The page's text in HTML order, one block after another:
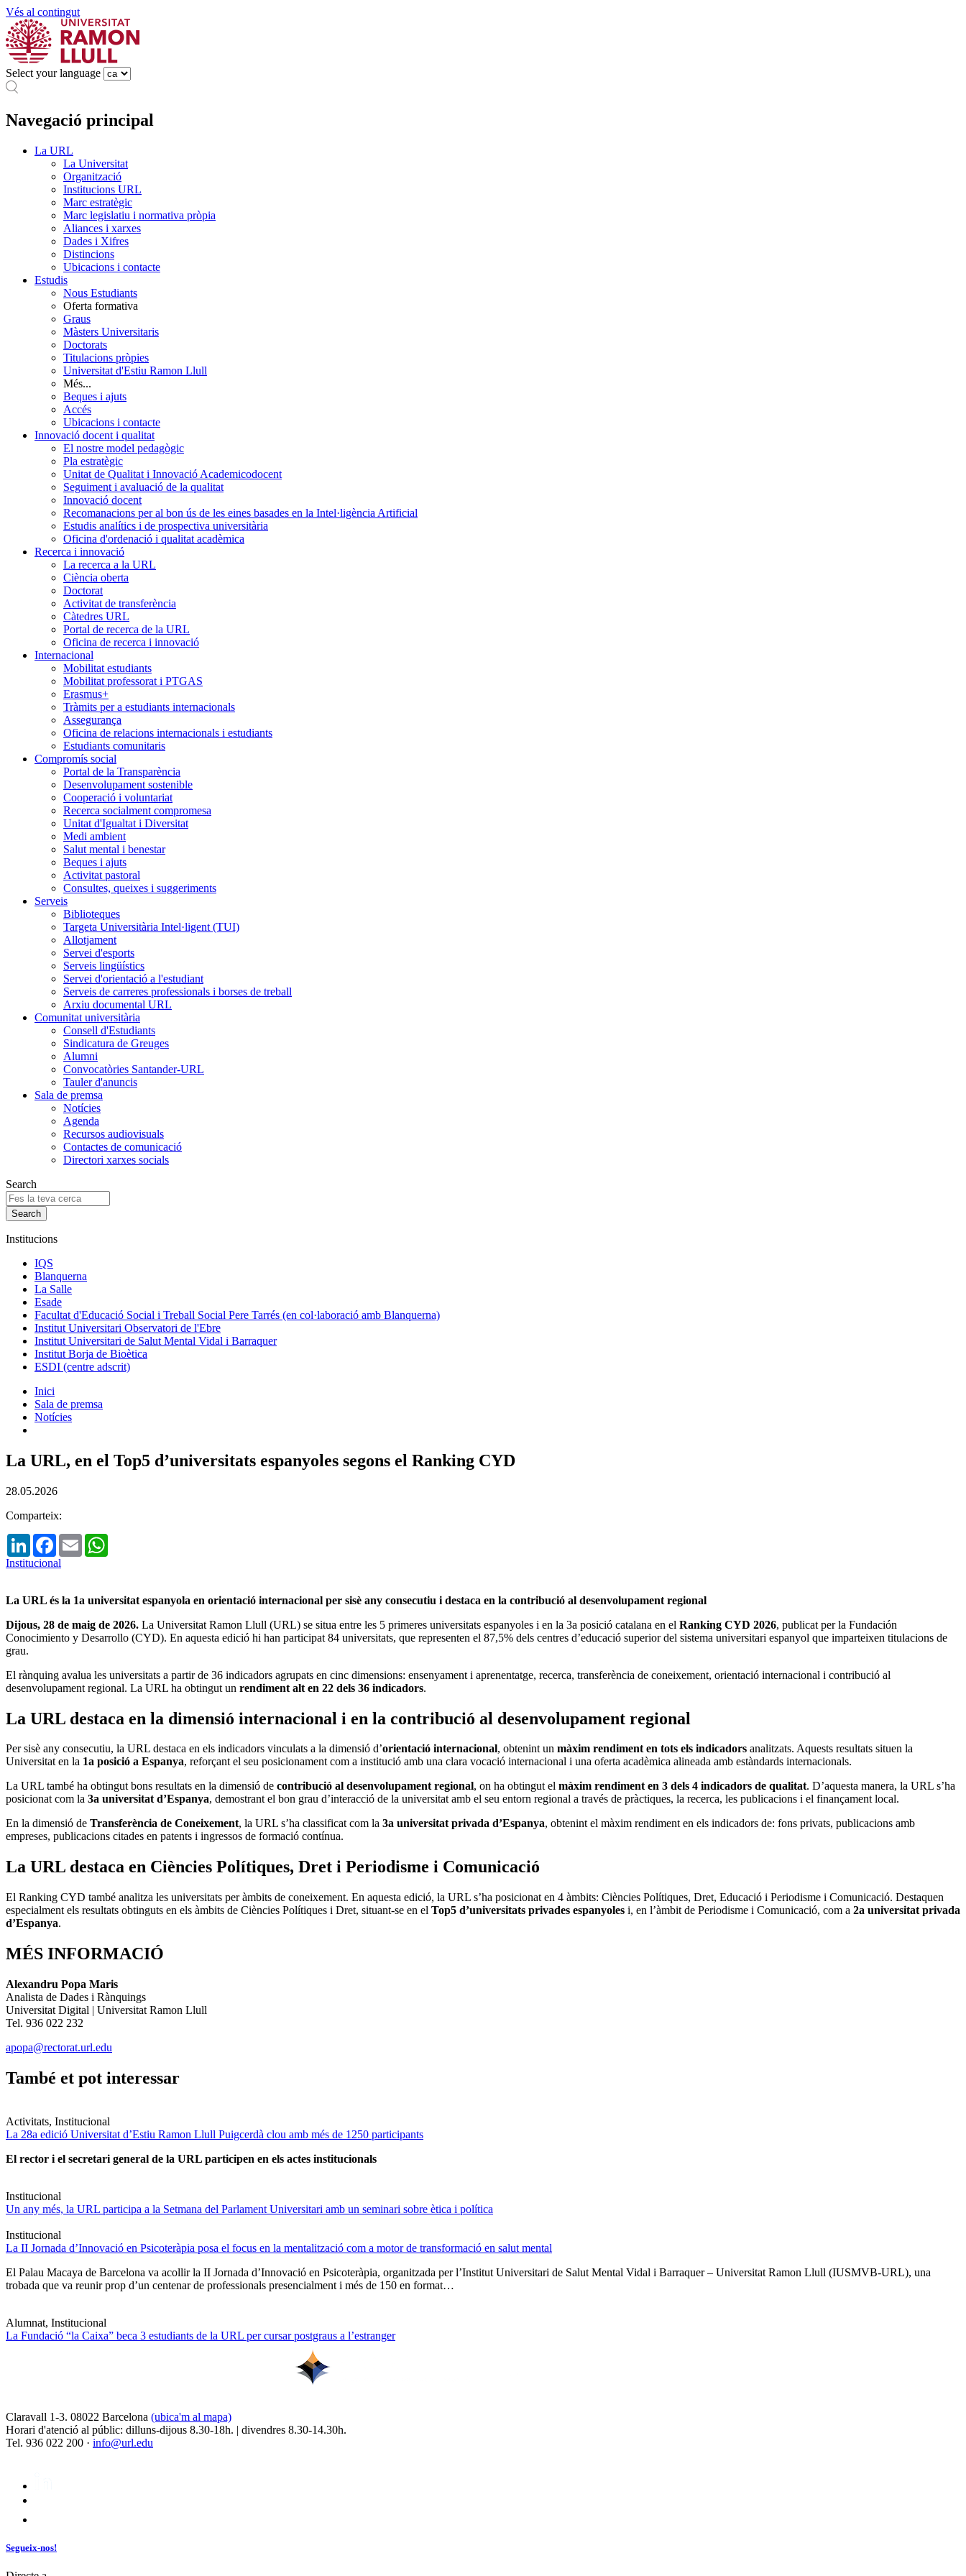
Vés al contingut
Select your language
Navegació principal
La URL
La Universitat
Organització
Institucions URL
Marc estratègic
Marc legislatiu i normativa pròpia
Aliances i xarxes
Dades i Xifres
Distincions
Ubicacions i contacte
Estudis
Nous Estudiants
Oferta formativa
Graus
Màsters Universitaris
Doctorats
Titulacions pròpies
Universitat d'Estiu Ramon Llull
Més...
Beques i ajuts
Accés
Ubicacions i contacte
Innovació docent i qualitat
El nostre model pedagògic
Pla estratègic
Unitat de Qualitat i Innovació Academicodocent
Seguiment i avaluació de la qualitat
Innovació docent
Recomanacions per al bon ús de les eines basades en la Intel·ligència Artificial
Estudis analítics i de prospectiva universitària
Oficina d'ordenació i qualitat acadèmica
Recerca i innovació
La recerca a la URL
Ciència oberta
Doctorat
Activitat de transferència
Càtedres URL
Portal de recerca de la URL
Oficina de recerca i innovació
Internacional
Mobilitat estudiants
Mobilitat professorat i PTGAS
Erasmus+
Tràmits per a estudiants internacionals
Assegurança
Oficina de relacions internacionals i estudiants
Estudiants comunitaris
Compromís social
Portal de la Transparència
Desenvolupament sostenible
Cooperació i voluntariat
Recerca socialment compromesa
Unitat d'Igualtat i Diversitat
Medi ambient
Salut mental i benestar
Beques i ajuts
Activitat pastoral
Consultes, queixes i suggeriments
Serveis
Biblioteques
Targeta Universitària Intel·ligent (TUI)
Allotjament
Servei d'esports
Serveis lingüístics
Servei d'orientació a l'estudiant
Serveis de carreres professionals i borses de treball
Arxiu documental URL
Comunitat universitària
Consell d'Estudiants
Sindicatura de Greuges
Alumni
Convocatòries Santander-URL
Tauler d'anuncis
Sala de premsa
Notícies
Agenda
Recursos audiovisuals
Contactes de comunicació
Directori xarxes socials
Search
Institucions
IQS
Blanquerna
La Salle
Esade
Facultat d'Educació Social i Treball Social Pere Tarrés (en col·laboració amb Blanquerna)
Institut Universitari Observatori de l'Ebre
Institut Universitari de Salut Mental Vidal i Barraquer
Institut Borja de Bioètica
ESDI (centre adscrit)
Inici
Sala de premsa
Notícies
La URL, en el Top5 d’universitats espanyoles segons el Ranking CYD
28.05.2026
Comparteix:
LinkedInFacebook
Email
Institucional
La URL és la 1a universitat espanyola en orientació internacional per sisè any consecutiu i destaca en la contribució al desenvolupament regional
Dijous, 28 de maig de 2026. La Universitat Ramon Llull (URL) se situa entre les 5 primeres universitats espanyoles i en la 3a posició catalana en el Ranking CYD 2026, publicat per la Fundación
Conocimiento y Desarrollo (CYD). En aquesta edició hi han participat 84 universitats, que representen el 87,5% dels centres d’educació superior del sistema universitari espanyol que imparteixen titulacions de
grau.
El rànquing avalua les universitats a partir de 36 indicadors agrupats en cinc dimensions: ensenyament i aprenentatge, recerca, transferència de coneixement, orientació internacional i contribució al
desenvolupament regional. La URL ha obtingut un rendiment alt en 22 dels 36 indicadors.
La URL destaca en la dimensió internacional i en la contribució al desenvolupament regional
Per sisè any consecutiu, la URL destaca en els indicadors vinculats a la dimensió d’orientació internacional, obtenint un màxim rendiment en tots els indicadors analitzats. Aquests resultats situen la
Universitat en la 1a posició a Espanya, reforçant el seu posicionament com a institució amb una clara vocació internacional i una oferta acadèmica alineada amb estàndards internacionals.
La URL també ha obtingut bons resultats en la dimensió de contribució al desenvolupament regional, on ha obtingut el màxim rendiment en 3 dels 4 indicadors de qualitat. D’aquesta manera, la URL s’ha
posicionat com la 3a universitat d’Espanya, demostrant el bon grau d’interacció de la universitat amb el seu entorn regional a través de pràctiques, la recerca, les publicacions i el finançament local.
En la dimensió de Transferència de Coneixement, la URL s’ha classificat com la 3a universitat privada d’Espanya, obtenint el màxim rendiment en els indicadors de: fons privats, publicacions amb
empreses, publicacions citades en patents i ingressos de formació contínua.
La URL destaca en Ciències Polítiques, Dret i Periodisme i Comunicació
El Ranking CYD també analitza les universitats per àmbits de coneixement. En aquesta edició, la URL s’ha posicionat en 4 àmbits: Ciències Polítiques, Dret, Educació i Periodisme i Comunicació. Destaquen
especialment els resultats obtinguts en els àmbits de Ciències Polítiques i Dret, situant-se en el Top5 d’universitats privades espanyoles i, en l’àmbit de Periodisme i Comunicació, com a 2a universitat privada
d’Espanya.
MÉS INFORMACIÓ
Alexandru Popa Maris
Analista de Dades i Rànquings
Universitat Digital | Universitat Ramon Llull
Tel. 936 022 232
apopa@rectorat.url.edu
També et pot interessar
Activitats, Institucional
La 28a edició Universitat d’Estiu Ramon Llull Puigcerdà clou amb més de 1250 participants
El rector i el secretari general de la URL participen en els actes institucionals
Institucional
Un any més, la URL participa a la Setmana del Parlament Universitari amb un seminari sobre ètica i política
Institucional
La II Jornada d’Innovació en Psicoteràpia posa el focus en la mentalització com a motor de transformació en salut mental
El Palau Macaya de Barcelona va acollir la II Jornada d’Innovació en Psicoteràpia, organitzada per l’Institut Universitari de Salut Mental Vidal i Barraquer – Universitat Ramon Llull (IUSMVB-URL), una
trobada que va reunir prop d’un centenar de professionals presencialment i més de 150 en format…
Alumnat, Institucional
La Fundació “la Caixa” beca 3 estudiants de la URL per cursar postgraus a l’estranger
Claravall 1-3. 08022 Barcelona (ubica'm al mapa)
Horari d'atenció al públic: dilluns-dijous 8.30-18h. | divendres 8.30-14.30h.
Tel. 936 022 200 · info@url.edu
Segueix-nos!